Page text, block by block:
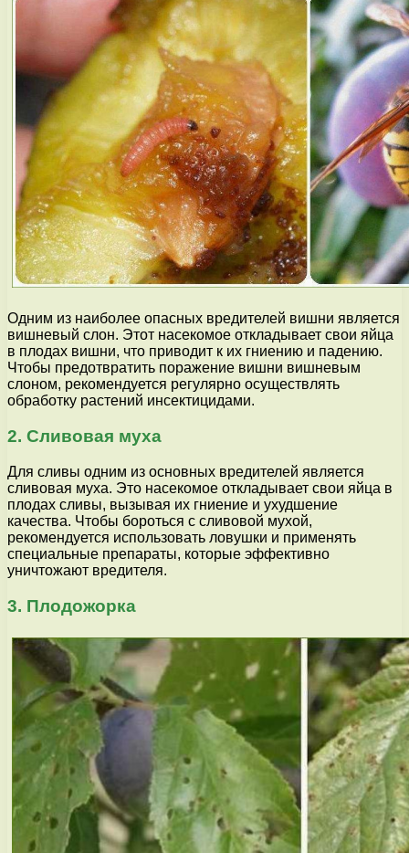
Одним из наиболее опасных вредителей вишни является
вишневый слон. Этот насекомое откладывает свои яйца
в плодах вишни, что приводит к их гниению и падению.
Чтобы предотвратить поражение вишни вишневым
слоном, рекомендуется регулярно осуществлять
обработку растений инсектицидами.
2. Сливовая муха
Для сливы одним из основных вредителей является
сливовая муха. Это насекомое откладывает свои яйца в
плодах сливы, вызывая их гниение и ухудшение
качества. Чтобы бороться с сливовой мухой,
рекомендуется использовать ловушки и применять
специальные препараты, которые эффективно
уничтожают вредителя.
3. Плодожорка